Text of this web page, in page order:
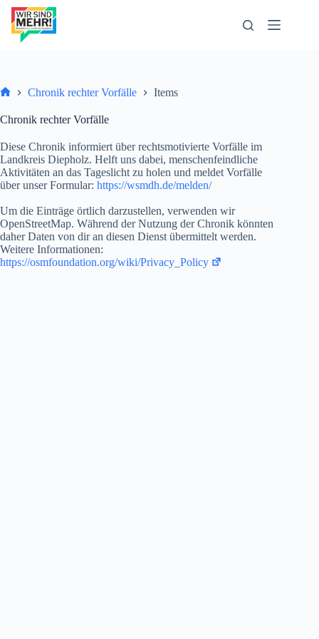
Zum
Inhalt
springen
Chronik rechter Vorfälle Items
Chronik rechter Vorfälle
Diese Chronik informiert über rechtsmotivierte Vorfälle im
Landkreis Diepholz. Helft uns dabei, menschenfeindliche
Aktivitäten an das Tageslicht zu holen und meldet Vorfälle
über unser Formular: https://wsmdh.de/melden/
Um die Einträge örtlich darzustellen, verwenden wir
OpenStreetMap. Während der Nutzung der Chronik könnten
daher Daten von dir an diesen Dienst übermittelt werden.
Weitere Informationen:
https://osmfoundation.org/wiki/Privacy_Policy